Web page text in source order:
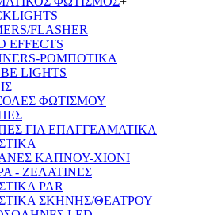
FLASHER
EFFECTS
ΡΟΜΠΟΤΙΚΑ
LIGHTS
ΦΩΤΙΣΜΟΥ
ΓΙΑ ΕΠΑΓΓΕΛΜΑΤΙΚΑ
ΚΑΠΝΟΥ-ΧΙΟΝΙ
- ΖΕΛΑΤΙΝΕΣ
PAR
ΣΚΗΝΗΣ/ΘΕΑΤΡΟΥ